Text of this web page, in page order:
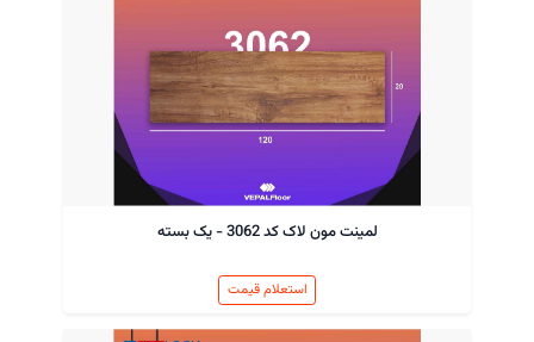
لمینت مون لاک کد 3062 - یک بسته
استعلام قیمت